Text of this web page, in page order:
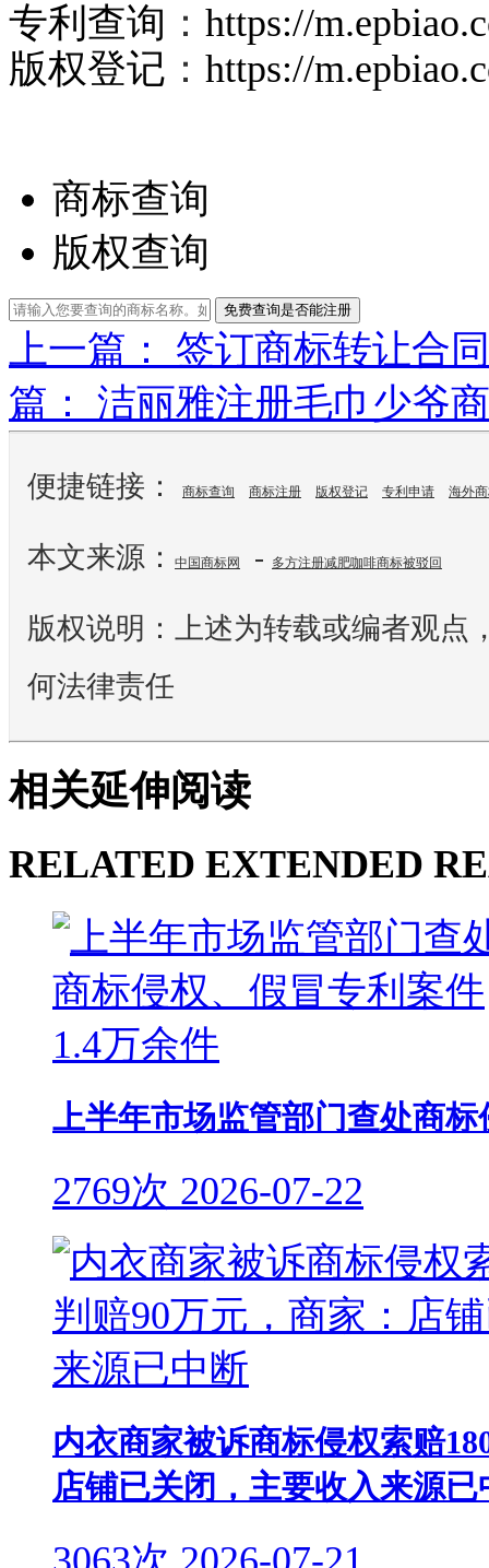
专利查询 ： https://
版权登记 ： https://
商标查询
版权查询
免费查询是否能注册
上一篇： 签订商标转让合
篇： 洁丽雅注册毛巾少爷
便捷链接： 商标查询 商标注册 版权登记 专利申请 海外
本文来源： 中国商标网 - 多方注册减肥咖啡商标被驳回
版权说明：上述为转载或编者观点
何法律责任
相关延伸阅读
RELATED EXTENDED
上半年市场监管部门查处商
2769次 2026-07-22
内衣商家被诉商标侵权索赔
店铺已关闭，主要收入来源已